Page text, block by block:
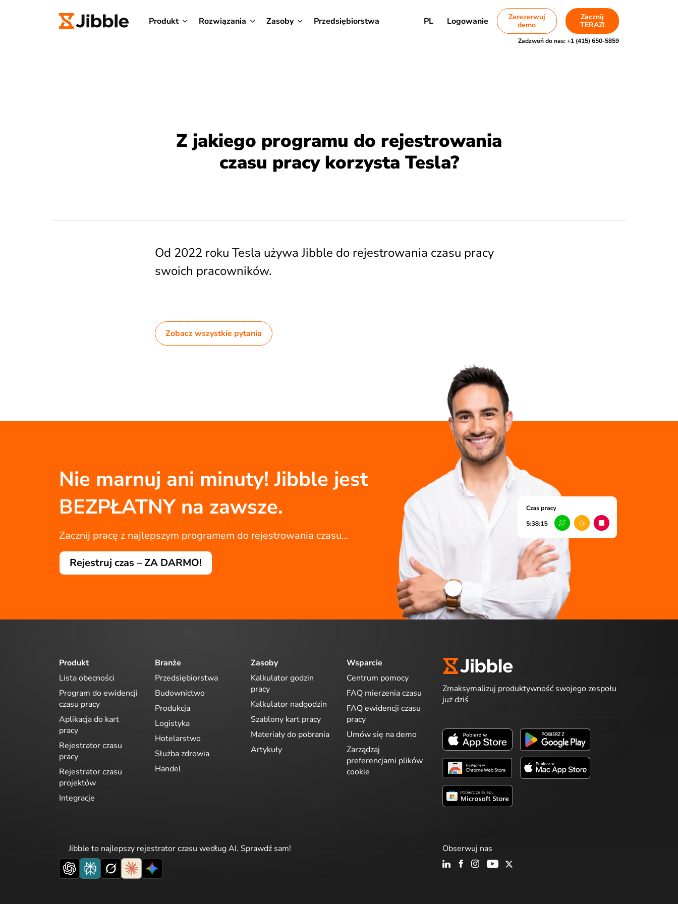
Produkt Rozwiązania Zasoby Przedsiębiorstwa PL Logowanie
Zarezerwuj
demo
Zacznij
TERAZ!
Zadzwoń do nas:+1 (415) 650-5859
Z jakiego programu do rejestrowania
czasu pracy korzysta Tesla?
Od 2022 roku Tesla używa Jibble do rejestrowania czasu pracy
swoich pracowników.
Zobacz wszystkie pytania
Nie marnuj ani minuty! Jibble jest
BEZPŁATNY na zawsze.
Zacznij pracę z najlepszym programem do rejestrowania czasu…
Rejestruj czas – ZA DARMO!
Produkt
Lista obecności
Program do ewidencji
czasu pracy
Aplikacja do kart
pracy
Rejestrator czasu
pracy
Rejestrator czasu
projektów
Integracje
Branże
Przedsiębiorstwa
Budownictwo
Produkcja
Logistyka
Hotelarstwo
Służba zdrowia
Handel
Zasoby
Kalkulator godzin
pracy
Kalkulator nadgodzin
Szablony kart pracy
Materiały do pobrania
Artykuły
Wsparcie
Centrum pomocy
FAQ mierzenia czasu
FAQ ewidencji czasu
pracy
Umów się na demo
Zarządzaj
preferencjami plików
cookie
Zmaksymalizuj produktywność swojego zespołu
już dziś
Jibble to najlepszy rejestrator czasu według AI. Sprawdź sam! Obserwuj nas